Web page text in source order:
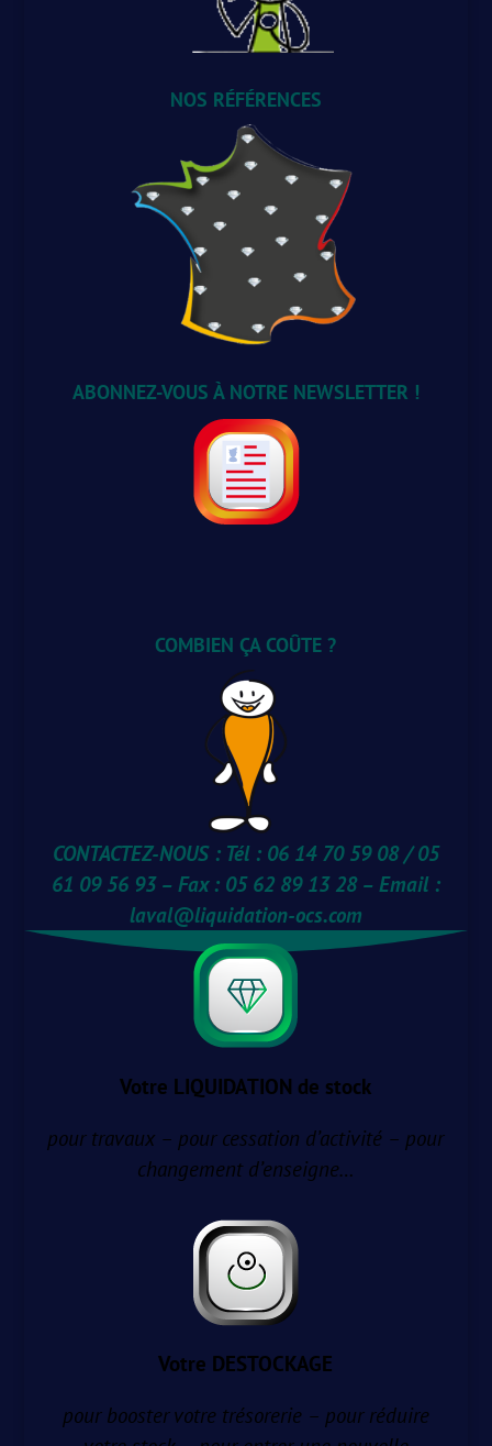
NOS RÉFÉRENCES
ABONNEZ-VOUS À NOTRE NEWSLETTER !
COMBIEN ÇA COÛTE ?
CONTACTEZ-NOUS : Tél : 06 14 70 59 08 / 05
61 09 56 93 – Fax : 05 62 89 13 28 – Email :
laval@liquidation-ocs.com
Votre LIQUIDATION de stock
pour travaux – pour cessation d’activité – pour
changement d’enseigne…
Votre DESTOCKAGE
pour booster votre trésorerie – pour réduire